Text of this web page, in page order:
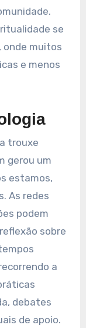
se
onde muitos
e menos
trouxe
gerou um
estamos,
As redes
podem
sobre
a
debates
de apoio.